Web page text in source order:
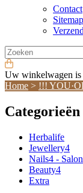
Contact
Sitemap
Uw winkelwagen is
Home > !!!
Categorieën
Herbalife
Jewellery4
Nails4 - Salon
Beauty4
Extra